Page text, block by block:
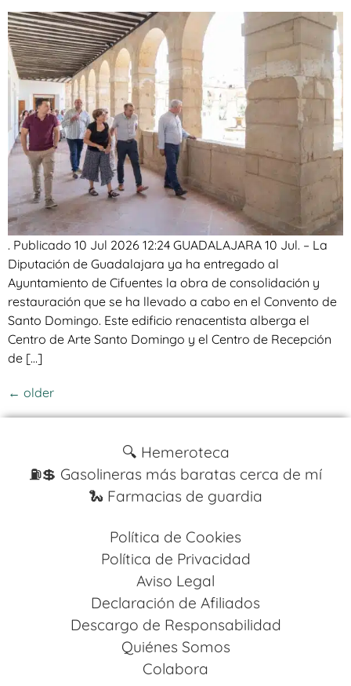
. Publicado 10 Jul 2026 12:24 GUADALAJARA 10 Jul. – La
Diputación de Guadalajara ya ha entregado al
Ayuntamiento de Cifuentes la obra de consolidación y
restauración que se ha llevado a cabo en el Convento de
Santo Domingo. Este edificio renacentista alberga el
Centro de Arte Santo Domingo y el Centro de Recepción
de […]
← older
🔍 Hemeroteca
⛽️💲 Gasolineras más baratas cerca de mí
🐍 Farmacias de guardia
Política de Cookies
Política de Privacidad
Aviso Legal
Declaración de Afiliados
Descargo de Responsabilidad
Quiénes Somos
Colabora